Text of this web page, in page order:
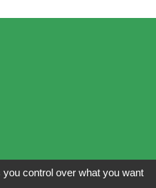
control over what you want